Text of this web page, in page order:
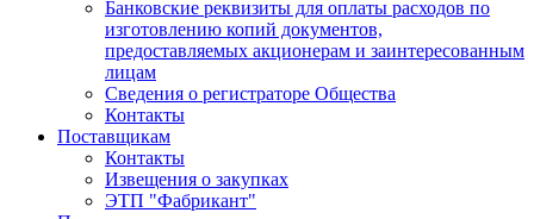
Банковские реквизиты для оплаты расходов по
изготовлению копий документов,
предоставляемых акционерам и заинтересованным
лицам
Сведения о регистраторе Общества
Контакты
Поставщикам
Контакты
Извещения о закупках
ЭТП "Фабрикант"